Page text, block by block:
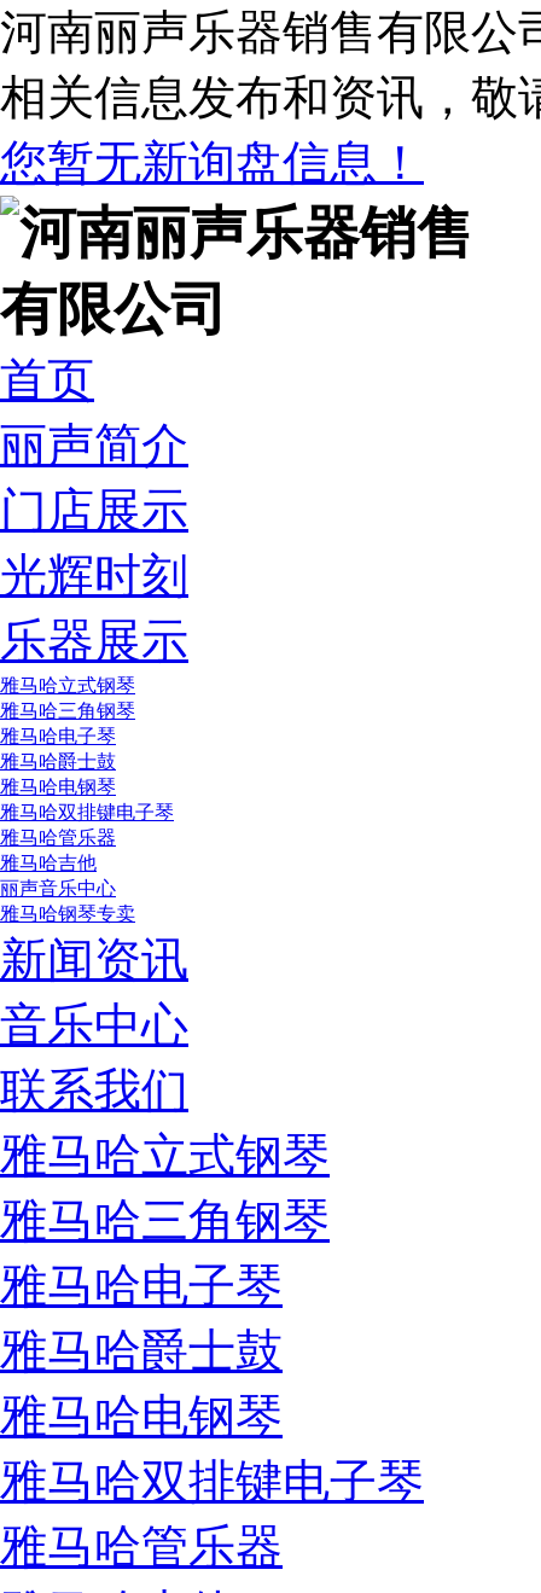
河南丽声乐器销售有限公
相关信息发布和资讯，敬
您暂无新询盘信息！
首页
丽声简介
门店展示
光辉时刻
乐器展示
雅马哈立式钢琴
雅马哈三角钢琴
雅马哈电子琴
雅马哈爵士鼓
雅马哈电钢琴
雅马哈双排键电子琴
雅马哈管乐器
雅马哈吉他
丽声音乐中心
雅马哈钢琴专卖
新闻资讯
音乐中心
联系我们
雅马哈立式钢琴
雅马哈三角钢琴
雅马哈电子琴
雅马哈爵士鼓
雅马哈电钢琴
雅马哈双排键电子琴
雅马哈管乐器